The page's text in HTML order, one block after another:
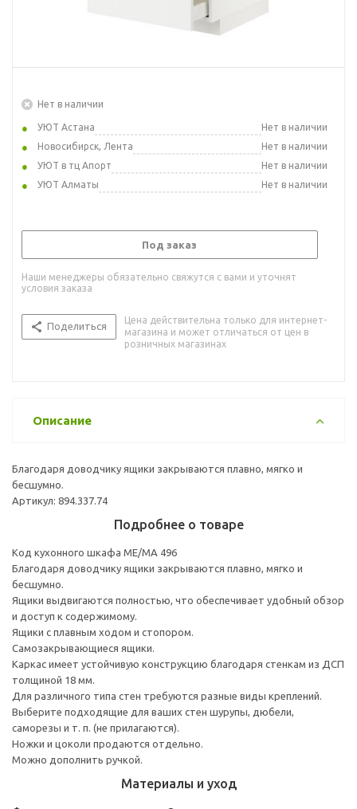
Нет в наличии
УЮТ Астана
Нет в наличии
Новосибирск, Лента
Нет в наличии
УЮТ в тц Апорт
Нет в наличии
УЮТ Алматы
Нет в наличии
Под заказ
Наши менеджеры обязательно свяжутся с вами и уточнят
условия заказа
Поделиться
Цена действительна только для интернет-
магазина и может отличаться от цен в
розничных магазинах
Описание
Благодаря доводчику ящики закрываются плавно, мягко и
бесшумно.
Артикул: 894.337.74
Подробнее о товаре
Код кухонного шкафа ME/MA 496
Благодаря доводчику ящики закрываются плавно, мягко и
бесшумно.
Ящики выдвигаются полностью, что обеспечивает удобный обзор
и доступ к содержимому.
Ящики с плавным ходом и стопором.
Самозакрывающиеся ящики.
Каркас имеет устойчивую конструкцию благодаря стенкам из ДСП
толщиной 18 мм.
Для различного типа стен требуются разные виды креплений.
Выберите подходящие для ваших стен шурупы, дюбели,
саморезы и т. п. (не прилагаются).
Ножки и цоколи продаются отдельно.
Можно дополнить ручкой.
Материалы и уход